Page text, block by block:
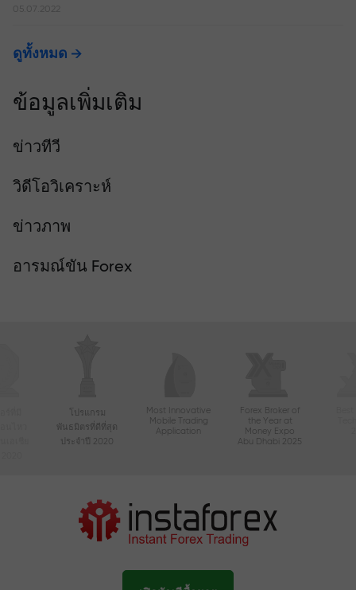
ดูทั้งหมด
ข้อมูลเพิ่มเติม
ข่าวทีวี
วิดีโอวิเคราะห์
ข่าวภาพ
อารมณ์ขัน Forex
โปรแกรม
พันธมิตรที่ดีที่สุด
ประจำปี 2020
Most Innovative
Mobile Trading
Application
Forex Broker of
the Year at
Money Expo
Abu Dhabi 2025